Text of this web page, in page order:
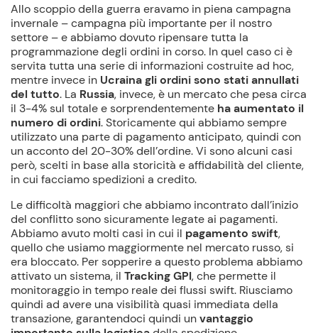
Allo scoppio della guerra eravamo in piena campagna
invernale – campagna più importante per il nostro
settore – e abbiamo dovuto ripensare tutta la
programmazione degli ordini in corso. In quel caso ci è
servita tutta una serie di informazioni costruite ad hoc,
mentre invece in Ucraina gli ordini sono stati annullati
del tutto. La Russia, invece, è un mercato che pesa circa
il 3-4% sul totale e sorprendentemente ha aumentato il
numero di ordini. Storicamente qui abbiamo sempre
utilizzato una parte di pagamento anticipato, quindi con
un acconto del 20-30% dell’ordine. Vi sono alcuni casi
però, scelti in base alla storicità e affidabilità del cliente,
in cui facciamo spedizioni a credito.
Le difficoltà maggiori che abbiamo incontrato dall’inizio
del conflitto sono sicuramente legate ai pagamenti.
Abbiamo avuto molti casi in cui il pagamento swift,
quello che usiamo maggiormente nel mercato russo, si
era bloccato. Per sopperire a questo problema abbiamo
attivato un sistema, il Tracking GPI, che permette il
monitoraggio in tempo reale dei flussi swift. Riusciamo
quindi ad avere una visibilità quasi immediata della
transazione, garantendoci quindi unvantaggio